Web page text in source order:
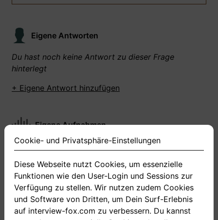
Eigene Antworten
Du hast noch keine Antwort zu dieser Frage
hinterlegt
+ Eigene Antwort hinzufügen
Eigene Aufnahmen
Du hast zu dieser Frage noch keine Antworten
+ Neue Antwort aufnehmen
Cookie- und Privatsphäre-Einstellungen
Diese Webseite nutzt Cookies, um essenzielle
Funktionen wie den User-Login und Sessions zur
Verfügung zu stellen. Wir nutzen zudem Cookies
und Software von Dritten, um Dein Surf-Erlebnis
auf interview-fox.com zu verbessern. Du kannst